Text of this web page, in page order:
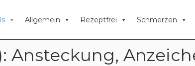
Allgemein Rezeptfrei Schmerzen
Ansteckung,